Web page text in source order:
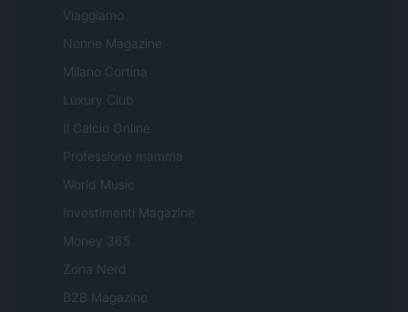
Viaggiamo
Nonne Magazine
Milano Cortina
Luxury Club
Il Calcio Online
Professione mamma
World Music
Investimenti Magazine
Money 365
Zona Nerd
B2B Magazine